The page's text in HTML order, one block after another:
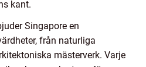
kant.
Singapore en
från naturliga
mästerverk. Varje